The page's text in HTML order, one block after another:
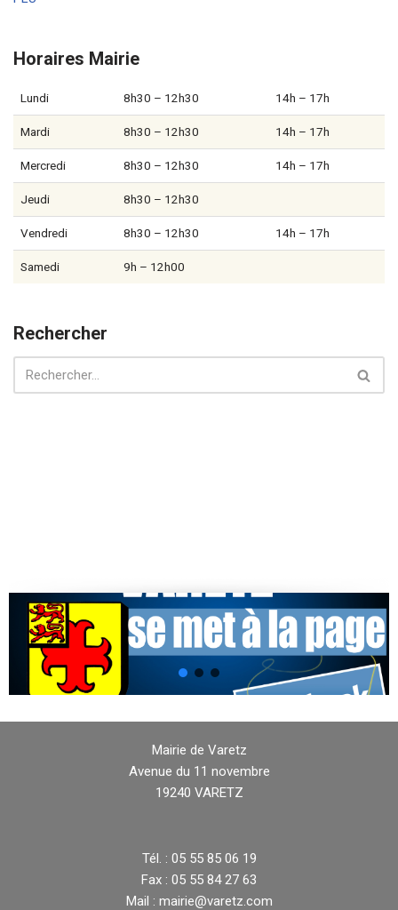
Horaires Mairie
Lundi 8h30 – 12h30 14h – 17h
Mardi 8h30 – 12h30 14h – 17h
Mercredi 8h30 – 12h30 14h – 17h
Jeudi 8h30 – 12h30
Vendredi 8h30 – 12h30 14h – 17h
Samedi 9h – 12h00
Rechercher
Mairie de Varetz
Avenue du 11 novembre
19240 VARETZ
Tél. : 05 55 85 06 19
Fax : 05 55 84 27 63
Mail : mairie@varetz.com